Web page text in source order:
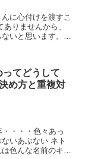
に心付けを渡すこ
りませんから、
いと思います。
てどうして
め方と重複対
・・・色々あっ
いあぶない ネト
色んな名前のキャ